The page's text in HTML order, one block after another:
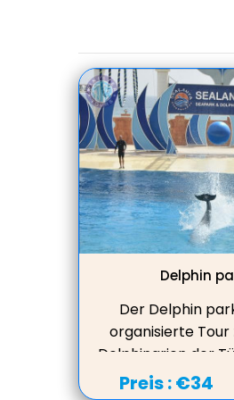
Delphin
Der Delphin
organisierte
Delphinarien der
Zeit, die damit
Preis :€34